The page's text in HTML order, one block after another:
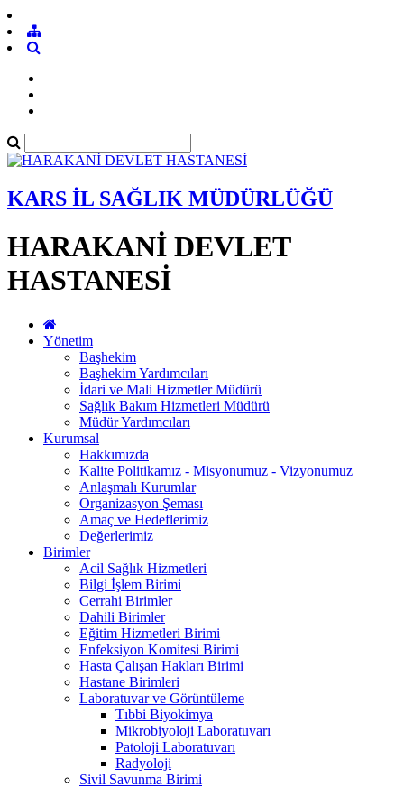
KARS İL SAĞLIK MÜDÜRLÜĞÜ
HARAKANİ DEVLET
HASTANESİ
Yönetim
Başhekim
Başhekim Yardımcıları
İdari ve Mali Hizmetler Müdürü
Sağlık Bakım Hizmetleri Müdürü
Müdür Yardımcıları
Kurumsal
Hakkımızda
Kalite Politikamız - Misyonumuz - Vizyonumuz
Anlaşmalı Kurumlar
Organizasyon Şeması
Amaç ve Hedeflerimiz
Değerlerimiz
Birimler
Acil Sağlık Hizmetleri
Bilgi İşlem Birimi
Cerrahi Birimler
Dahili Birimler
Eğitim Hizmetleri Birimi
Enfeksiyon Komitesi Birimi
Hasta Çalışan Hakları Birimi
Hastane Birimleri
Laboratuvar ve Görüntüleme
Tıbbi Biyokimya
Mikrobiyoloji Laboratuvarı
Patoloji Laboratuvarı
Radyoloji
Sivil Savunma Birimi